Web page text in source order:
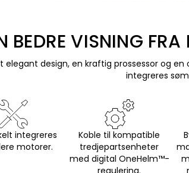
BEDRE VISNING FRA
elegant design, en kraftig prossessor og
integreres
integreres
motorer.
Koble til kompatible
tredjepartsenheter
med digital OneHelm™-
regulering.